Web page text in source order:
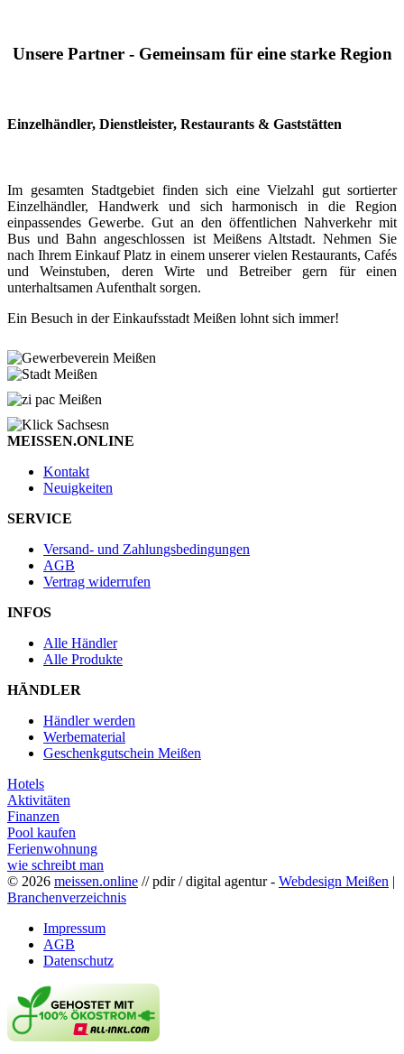
Unsere Partner - Gemeinsam für eine starke Region
Einzelhändler, Dienstleister, Restaurants & Gaststätten
Im gesamten Stadtgebiet finden sich eine Vielzahl gut sortierter
Einzelhändler, Handwerk und sich harmonisch in die Region
einpassendes Gewerbe. Gut an den öffentlichen Nahverkehr mit
Bus und Bahn angeschlossen ist Meißens Altstadt. Nehmen Sie
nach Ihrem Einkauf Platz in einem unserer vielen Restaurants, Cafés
und Weinstuben, deren Wirte und Betreiber gern für einen
unterhaltsamen Aufenthalt sorgen.
Ein Besuch in der Einkaufsstadt Meißen lohnt sich immer!
MEISSEN.ONLINE
Kontakt
Neuigkeiten
SERVICE
Versand- und Zahlungsbedingungen
AGB
Vertrag widerrufen
INFOS
Alle Händler
Alle Produkte
HÄNDLER
Händler werden
Werbematerial
Geschenkgutschein Meißen
Hotels
Aktivitäten
Finanzen
Pool kaufen
Ferienwohnung
wie schreibt man
© 2026 meissen.online // pdir / digital agentur - Webdesign Meißen |
Branchenverzeichnis
Impressum
AGB
Datenschutz